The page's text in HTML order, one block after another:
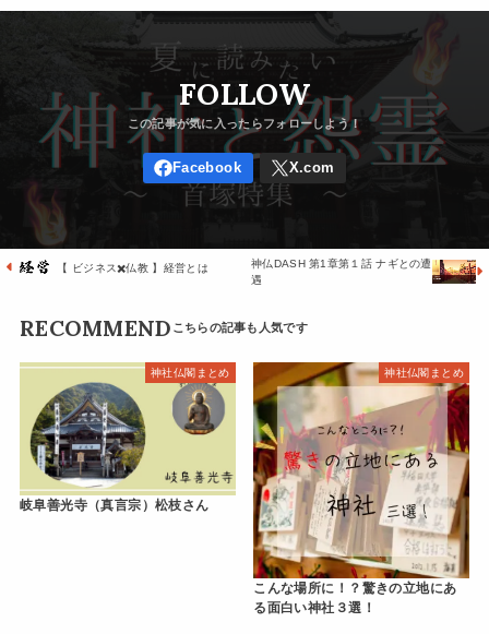
FOLLOW
【 ビジネス✖️仏教 】経営とは
神仏DASH 第1章第１話 ナギとの遭
遇
RECOMMEND
神社仏閣まとめ
岐阜善光寺（真言宗）松枝さん
神社仏閣まとめ
こんな場所に！？驚きの立地にあ
る面白い神社３選！